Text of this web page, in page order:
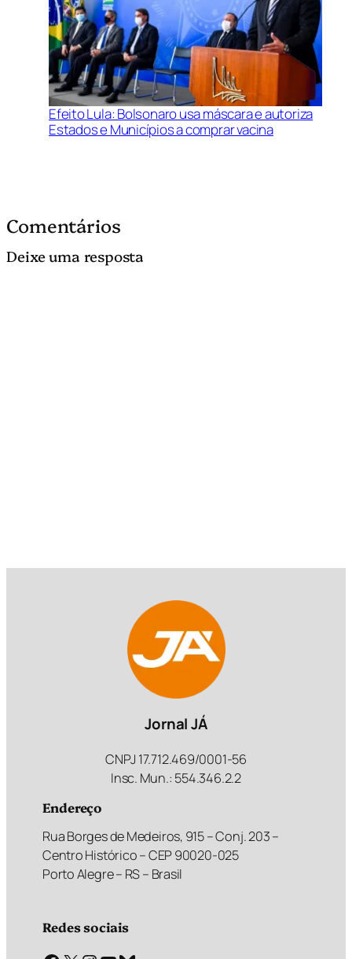
Efeito Lula: Bolsonaro usa máscara e autoriza
Estados e Municípios a comprar vacina
Comentários
Deixe uma resposta
Jornal JÁ
CNPJ 17.712.469/0001-56
Insc. Mun.: 554.346.2.2
Endereço
Rua Borges de Medeiros, 915 – Conj. 203 –
Centro Histórico – CEP 90020-025
Porto Alegre – RS – Brasil
Redes sociais